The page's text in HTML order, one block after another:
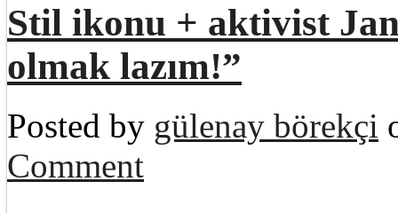
Stil ikonu + aktivist
olmak lazım!”
Posted by gülenay börekçi
Comment